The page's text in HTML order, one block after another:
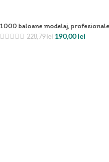
1000 baloane modelaj,
228,79lei 190,00lei